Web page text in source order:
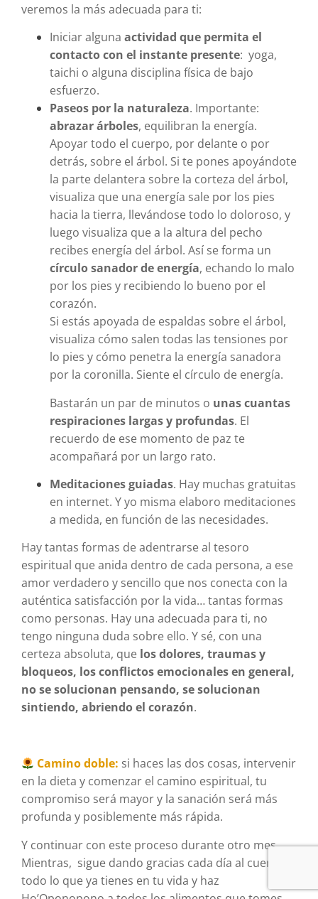
veremos la más adecuada para ti:
Iniciar alguna actividad que permita el
contacto con el instante presente: yoga,
taichi o alguna disciplina física de bajo
esfuerzo.
Paseos por la naturaleza. Importante:
abrazar árboles, equilibran la energía.
Apoyar todo el cuerpo, por delante o por
detrás, sobre el árbol. Si te pones apoyándote
la parte delantera sobre la corteza del árbol,
visualiza que una energía sale por los pies
hacia la tierra, llevándose todo lo doloroso, y
luego visualiza que a la altura del pecho
recibes energía del árbol. Así se forma un
círculo sanador de energía, echando lo malo
por los pies y recibiendo lo bueno por el
corazón.
Si estás apoyada de espaldas sobre el árbol,
visualiza cómo salen todas las tensiones por
lo pies y cómo penetra la energía sanadora
por la coronilla. Siente el círculo de energía.
Bastarán un par de minutos o unas cuantas
respiraciones largas y profundas. El
recuerdo de ese momento de paz te
acompañará por un largo rato.
Meditaciones guiadas. Hay muchas gratuitas
en internet. Y yo misma elaboro meditaciones
a medida, en función de las necesidades.
Hay tantas formas de adentrarse al tesoro
espiritual que anida dentro de cada persona, a ese
amor verdadero y sencillo que nos conecta con la
auténtica satisfacción por la vida… tantas formas
como personas. Hay una adecuada para ti, no
tengo ninguna duda sobre ello. Y sé, con una
certeza absoluta, que los dolores, traumas y
bloqueos, los conflictos emocionales en general,
no se solucionan pensando, se solucionan
sintiendo, abriendo el corazón.
Camino doble: si haces las dos cosas, intervenir
en la dieta y comenzar el camino espiritual, tu
compromiso será mayor y la sanación será más
profunda y posiblemente más rápida.
Y continuar con este proceso durante otro mes.
Mientras, sigue dando gracias cada día al cuerpo y
todo lo que ya tienes en tu vida y haz